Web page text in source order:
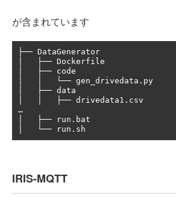
が含まれています
├── DataGenerator
│   ├── Dockerfile
│   ├── code
│   │   └── gen_drivedata.py
│   ├── data
│   │   ├── drivedata1.csv
…
│   ├── run.bat
IRIS-MQTT